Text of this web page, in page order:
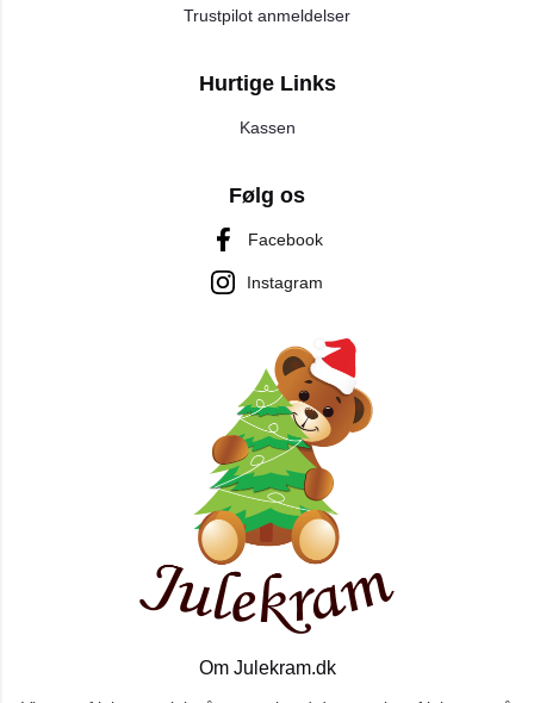
Om Julekram.dk
Trustpilot anmeldelser
Hurtige Links
Kassen
Følg os
Facebook
Instagram